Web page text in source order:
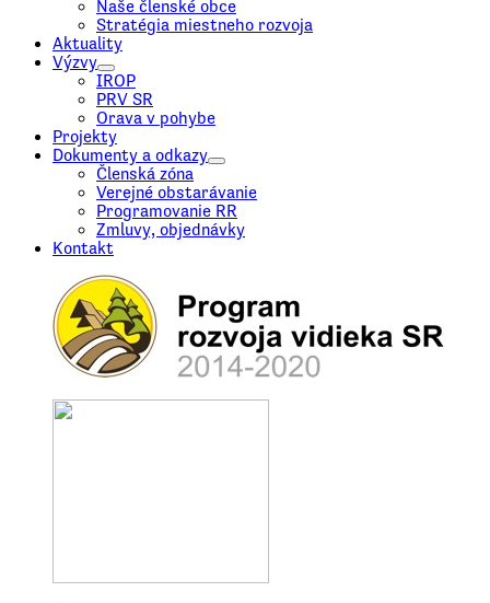
Naše členské obce
Stratégia miestneho rozvoja
Aktuality
Výzvy
IROP
PRV SR
Orava v pohybe
Projekty
Dokumenty a odkazy
Členská zóna
Verejné obstarávanie
Programovanie RR
Zmluvy, objednávky
Kontakt